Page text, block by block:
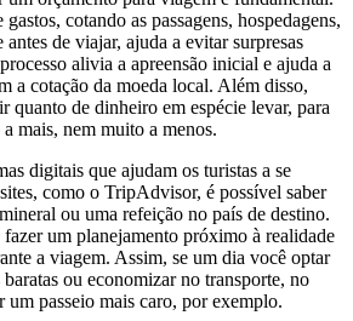
cotando as passagens, hospedagens,
de viajar, ajuda a evitar surpresas
alivia a apreensão inicial e ajuda a
a cotação da moeda local. Além disso,
quanto de dinheiro em espécie levar, para
mais, nem muito a menos.
digitais que ajudam os turistas a se
como o TripAdvisor, é possível saber
ou uma refeição no país de destino.
fazer um planejamento próximo à realidade
a viagem. Assim, se um dia você optar
ou economizar no transporte, no
um passeio mais caro, por exemplo.